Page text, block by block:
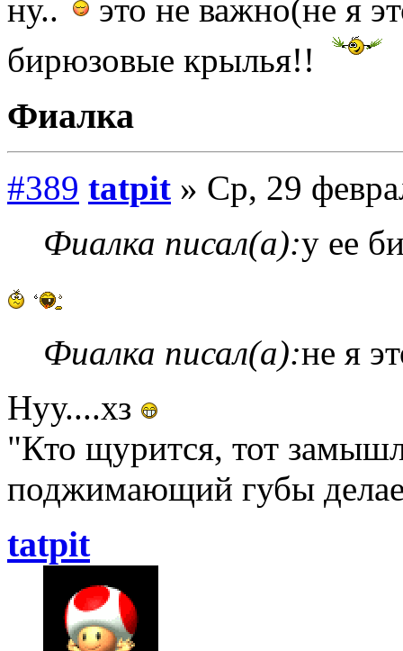
ну..
это не важно(не я
бирюзовые крылья!!
Фиалка
#389 tatpit » Ср, 29
Фиалка писал(а):у ее
Фиалка писал(а):не я
Нуу....хз
"Кто щурится, тот
поджимающий губы
tatpit